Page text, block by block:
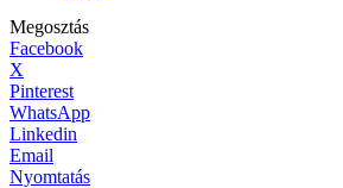
Megosztás
Facebook
X
Pinterest
WhatsApp
Linkedin
Email
Nyomtatás